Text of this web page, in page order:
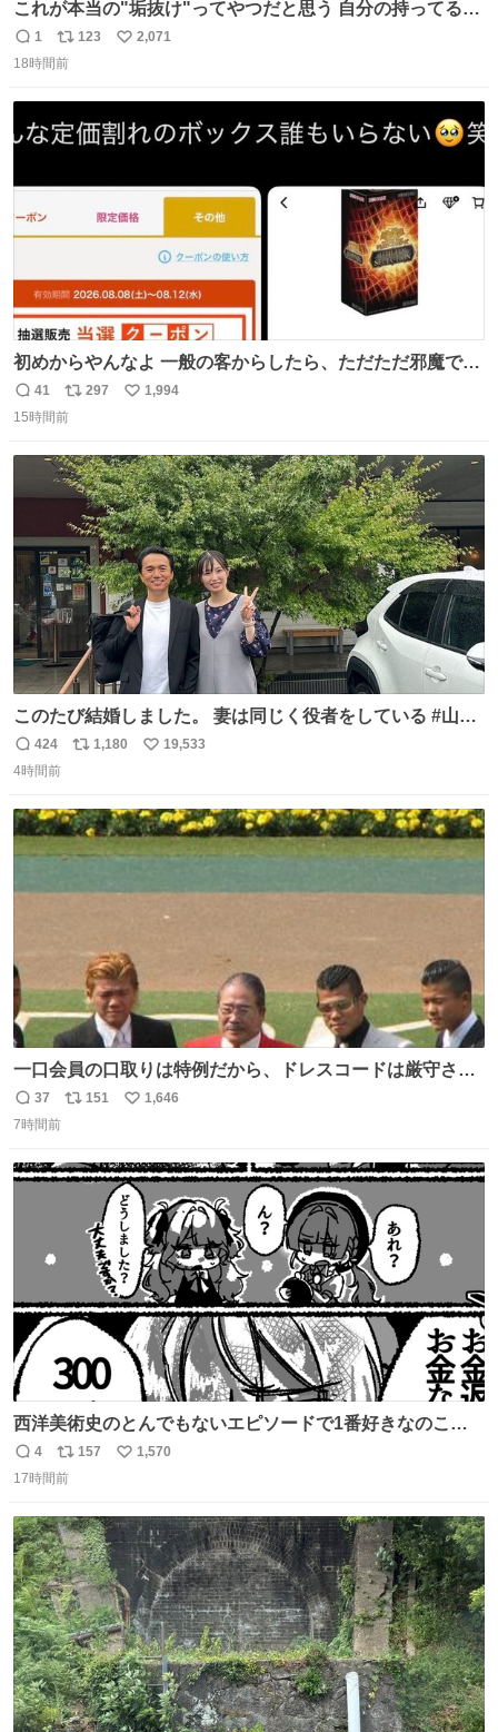
これが本当の"垢抜け"ってやつだと思う 自分の持ってるポ
テンシャルを最大限活かしてるもん 私も整形とかじゃなく
て、こういう垢抜け方したい
返
信
1
リ
ポ
ト
数
123
い
数
2,071
18時間前
初めからやんなよ 一般の客からしたら、ただただ邪魔でし
かないのよ
返
信
41
リ
ポ
ト
数
297
い
数
1,994
15時間前
このたび結婚しました。 妻は同じく役者をしている #山下
ひかり です。 これからも一つひとつの作品に真摯に向き合
い、役者として精進していきます。変わらず見守っていた
立ち寄った、妻のソウルフードのラーメン屋さんでの一枚
🍜
返
信
424
リ
ト
数
1,180
い
数
19,533
4時間前
一口会員の口取りは特例だから、ドレスコードは厳守させ
るべき。
返
信
37
リ
ト
151
い
数
1,646
7時間前
西洋美術史のとんでもないエピソードで1番好きなのこれ
モネのエピソード大体面白い #絵がみの美術史創作
返
信
4
リ
ポ
ト
数
157
い
数
1,570
17時間前